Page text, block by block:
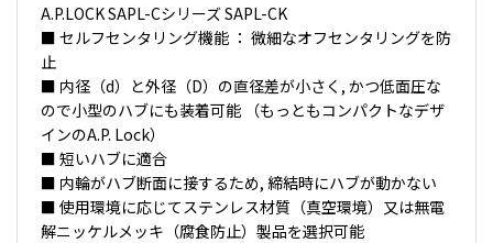
A.P.LOCK SAPL-Cシリーズ SAPL-CK
■ セルフセンタリング機能 ： 微細なオフセンタリングを防
止
■ 内径（d）と外径（D）の直径差が小さく, かつ低面圧な
ので小型のハブにも装着可能 （もっともコンパクトなデザ
インのA.P. Lock）
■ 短いハブに適合
■ 内輪がハブ断面に接するため, 締結時にハブが動かない
■ 使用環境に応じてステンレス材質（真空環境）又は無電
解ニッケルメッキ（腐食防止）製品を選択可能